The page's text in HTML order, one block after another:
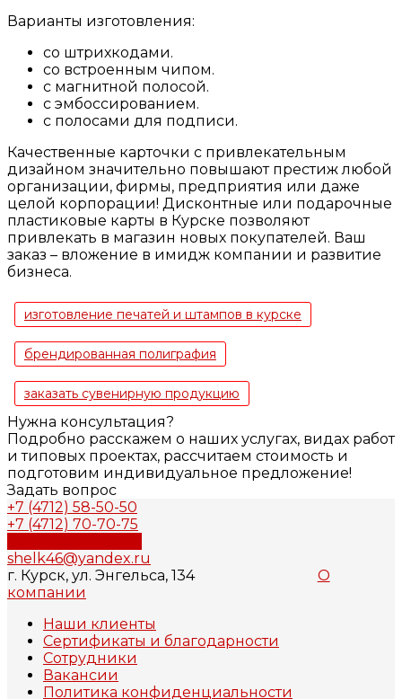
Варианты изготовления:
со штрихкодами.
со встроенным чипом.
с магнитной полосой.
с эмбоссированием.
с полосами для подписи.
Качественные карточки с привлекательным
дизайном значительно повышают престиж любой
организации, фирмы, предприятия или даже
целой корпорации! Дисконтные или подарочные
пластиковые карты в Курске позволяют
привлекать в магазин новых покупателей. Ваш
заказ – вложение в имидж компании и развитие
бизнеса.
изготовление печатей и штампов в курске
брендированная полиграфия
заказать сувенирную продукцию
Нужна консультация?
Подробно расскажем о наших услугах, видах работ
и типовых проектах, рассчитаем стоимость и
подготовим индивидуальное предложение!
Задать вопрос
+7 (4712) 58-50-50
+7 (4712) 70-70-75
shelk46@yandex.ru
г. Курск, ул. Энгельса, 134
О
компании
Наши клиенты
Сертификаты и благодарности
Сотрудники
Вакансии
Политика конфиденциальности